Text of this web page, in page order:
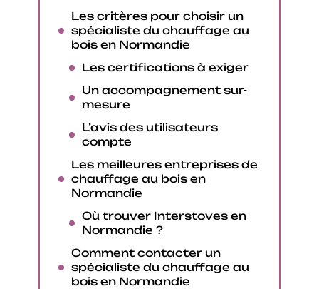
Les critères pour choisir un
spécialiste du chauffage au
bois en Normandie
Les certifications à exiger
Un accompagnement sur-
mesure
L’avis des utilisateurs
compte
Les meilleures entreprises de
chauffage au bois en
Normandie
Où trouver Interstoves en
Normandie ?
Comment contacter un
spécialiste du chauffage au
bois en Normandie